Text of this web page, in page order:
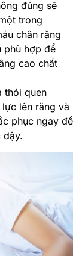
đúng sẽ
trong
chân răng
phù hợp để
cao chất
thói quen
lên răng và
phục ngay để
dậy.